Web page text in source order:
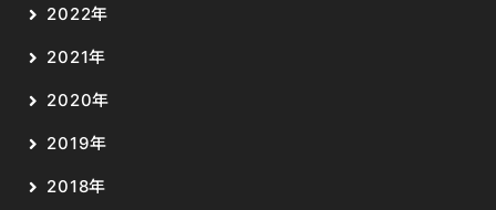
2022年
2021年
2020年
2019年
2018年